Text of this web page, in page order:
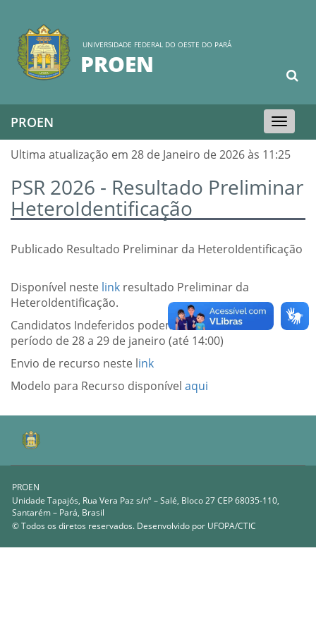
UNIVERSIDADE FEDERAL DO OESTE DO PARÁ
PROEN
Toggle
navigation
PROEN
Ultima atualização em 28 de Janeiro de 2026 às 11:25
PSR 2026 - Resultado Preliminar
HeteroIdentificação
Publicado Resultado Preliminar da HeteroIdentificação
Disponível neste link resultado Preliminar da
HeteroIdentificação.
Candidatos Indeferidos podem enviar recurso no
período de 28 a 29 de janeiro (até 14:00)
Envio de recurso neste link
Modelo para Recurso disponível aqui
PROEN
Unidade Tapajós, Rua Vera Paz s/nº – Salé, Bloco 27 CEP 68035-110,
Santarém – Pará, Brasil
© Todos os diretos reservados. Desenvolvido por UFOPA/CTIC